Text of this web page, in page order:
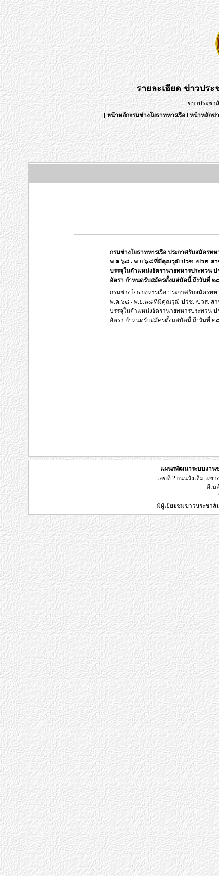
รายละเอียดข่าวประ
ข่าวประชา
[หน้าหลักกรมช่างโยธาทหารเรือlหน้าหลักข่
กรมช่างโยธาทหารเรือ ประกาศรับสมัครท
พ.ค.๖๘ - พ.ย.๖๘ ที่มีคุณวุฒิ ปวช. /ปวส. สา
บรรจุในตำแหน่งอัตรานายทหารประทวน
อัตรา กำหนดรับสมัครตั้งแต่บัดนี้ ถึงวันที่ ๒
กรมช่างโยธาทหารเรือ ประกาศรับสมัครท
พ.ค.๖๘ - พ.ย.๖๘ ที่มีคุณวุฒิ ปวช. /ปวส. สา
บรรจุในตำแหน่งอัตรานายทหารประทวน
อัตรา กำหนดรับสมัครตั้งแต่บัดนี้ ถึงวันที่ ๒
แผนกพัฒนาระบบงานช่
เลขที่ 2 ถนนวังเดิม แขว
อีเม
มีผู้เยี่ยมชมข่าวประชา